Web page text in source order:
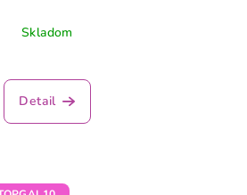
Skladom
Detail